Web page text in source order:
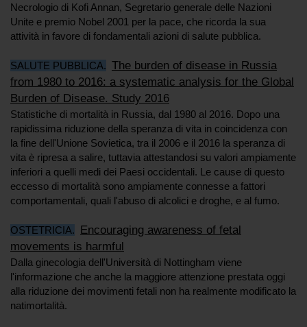
Necrologio di Kofi Annan, Segretario generale delle Nazioni
Unite e premio Nobel 2001 per la pace, che ricorda la sua
attività in favore di fondamentali azioni di salute pubblica.
SALUTE PUBBLICA. The burden of disease in Russia
from 1980 to 2016: a systematic analysis for the Global
Burden of Disease. Study 2016
Statistiche di mortalità in Russia, dal 1980 al 2016. Dopo una
rapidissima riduzione della speranza di vita in coincidenza con
la fine dell'Unione Sovietica, tra il 2006 e il 2016 la speranza di
vita è ripresa a salire, tuttavia attestandosi su valori ampiamente
inferiori a quelli medi dei Paesi occidentali. Le cause di questo
eccesso di mortalità sono ampiamente connesse a fattori
comportamentali, quali l'abuso di alcolici e droghe, e al fumo.
OSTETRICIA. Encouraging awareness of fetal
movements is harmful
Dalla ginecologia dell'Università di Nottingham viene
l'informazione che anche la maggiore attenzione prestata oggi
alla riduzione dei movimenti fetali non ha realmente modificato la
natimortalità.